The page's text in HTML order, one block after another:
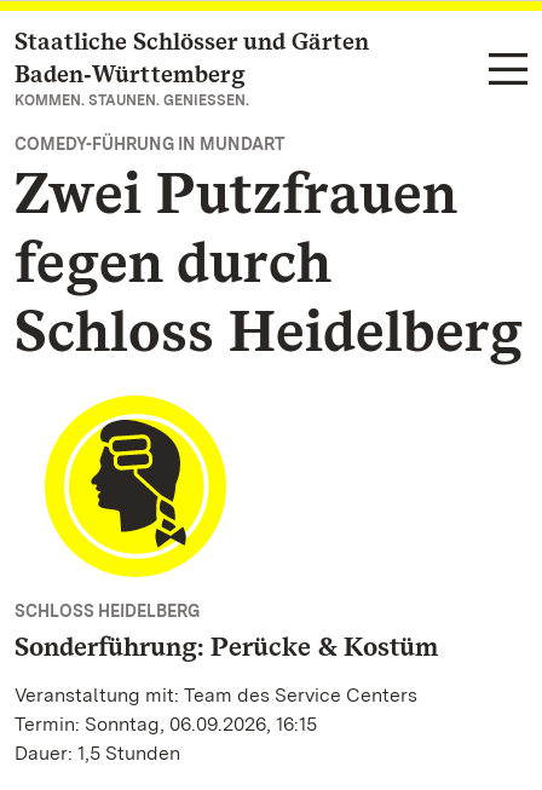
Zum Hauptinhalt springen
Staatliche Schlösser und Gärten
Baden‑Württemberg
KOMMEN. STAUNEN. GENIESSEN.
COMEDY-FÜHRUNG IN MUNDART
Zwei Putzfrauen
fegen durch
Schloss Heidelberg
SCHLOSS HEIDELBERG
Sonderführung: Perücke & Kostüm
Veranstaltung mit: Team des Service Centers
Termin: Sonntag, 06.09.2026, 16:15
Dauer: 1,5 Stunden